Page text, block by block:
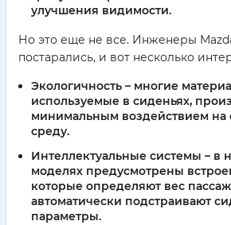
улучшения видимости.
Но это еще не все. Инженеры
постарались, и вот несколько
Экологичность – многие
используемые в сиденьях,
минимальным воздействием
среду.
Интеллектуальные системы – в
моделях предусмотрены
которые определяют вес
автоматически подстраивают
параметры.